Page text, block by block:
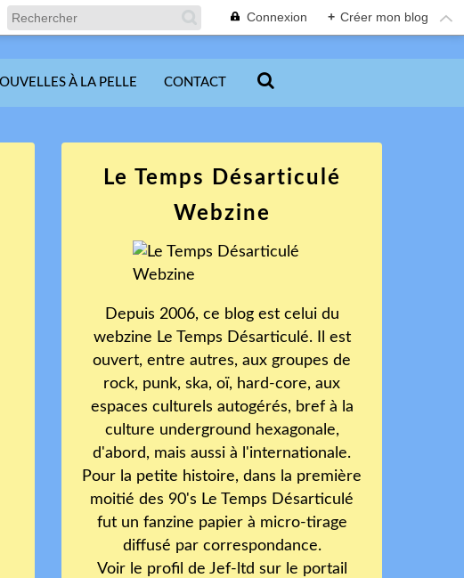
Connexion + Créer mon blog
À LA PELLE CONTACT
Le Temps Désarticulé
Webzine
Depuis 2006, ce blog est celui du
webzine Le Temps Désarticulé. Il est
ouvert, entre autres, aux groupes de
rock, punk, ska, oï, hard-core, aux
espaces culturels autogérés, bref à la
culture underground hexagonale,
d'abord, mais aussi à l'internationale.
Pour la petite histoire, dans la première
moitié des 90's Le Temps Désarticulé
fut un fanzine papier à micro-tirage
diffusé par correspondance.
Voir le profil de Jef-ltd sur le portail